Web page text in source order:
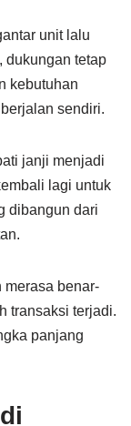
unit lalu
dukungan tetap
kebutuhan
sendiri.
janji menjadi
lagi untuk
dibangun dari
merasa benar-
transaksi terjadi.
panjang